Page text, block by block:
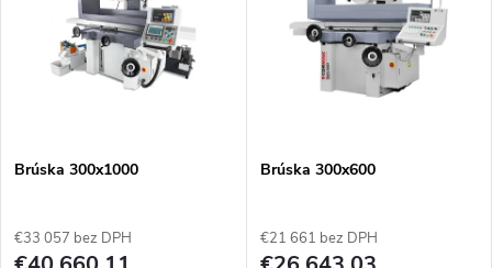
e
p
Abecedne
s
Brúska 300x1000
€33 057 bez DPH
Brúska 300x600
€21 661 bez DPH